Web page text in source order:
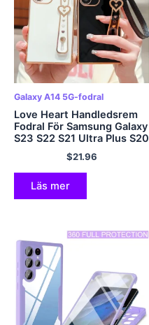
Galaxy A14 5G-fodral
Love Heart Handledsrem
Fodral För Samsung Galaxy
S23 S22 S21 Ultra Plus S20
FE A54 A34 A14 A53 A23
A24 5G Crossbody Bag
Mjukt skal
$21.96
Läs mer